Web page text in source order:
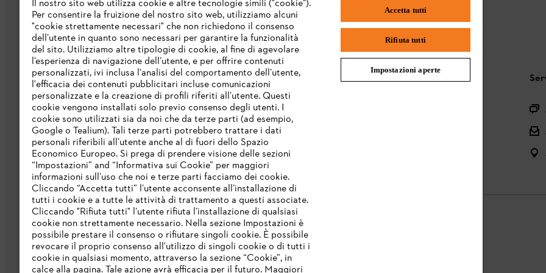
L’azienda
Chi siamo
Scarica il catalogo
STIHL Integrity Line
STIHL FAQ
Termini e condizioni generali Privacy policy Note legali
Il nostro sito web utilizza cookie e altre tecnologie simili ("cookie").
Per consentire la fruizione del nostro sito web, utilizziamo alcuni
"cookie strettamente necessari" che non richiedono il consenso
dell’utente in quanto sono necessari per garantire la funzionalità
del sito. Utilizziamo altre tipologie di cookie, al fine di agevolare
l’esperienza di navigazione dell’utente, e per offrire contenuti
personalizzati, ivi inclusa l'analisi del comportamento dell’utente,
l'efficacia dei contenuti pubblicitari incluse comunicazioni
personalizzate e la creazione di profili riferiti all’utente. Questi
cookie vengono installati solo previo consenso degli utenti. I
cookie sono utilizzati sia da noi che da terze parti (ad esempio,
Google o Tealium). Tali terze parti potrebbero trattare i dati
personali riferibili all’utente anche al di fuori dello Spazio
Economico Europeo. Si prega di prendere visione delle sezioni
“Impostazioni” and “Informativa sui Cookie” per maggiori
informazioni sull’uso che noi e terze parti facciamo dei cookie.
Cliccando “Accetta tutti” l’utente acconsente all’installazione di
tutti i cookie e a tutte le attività di trattamento a questi associate.
Cliccando "Rifiuta tutti" l’utente rifiuta l’installazione di qualsiasi
cookie non strettamente necessario. Nella sezione Impostazioni è
possibile prestare il consenso o rifiutare singoli cookie. È possibile
revocare il proprio consenso all'utilizzo di singoli cookie o di tutti i
cookie in qualsiasi momento, attraverso la sezione “Cookie”, in
calce alla pagina. Tale azione avrà efficacia per il futuro. Maggiori
Accetta tutti
Rifiuta tutti
Impostazioni aperte